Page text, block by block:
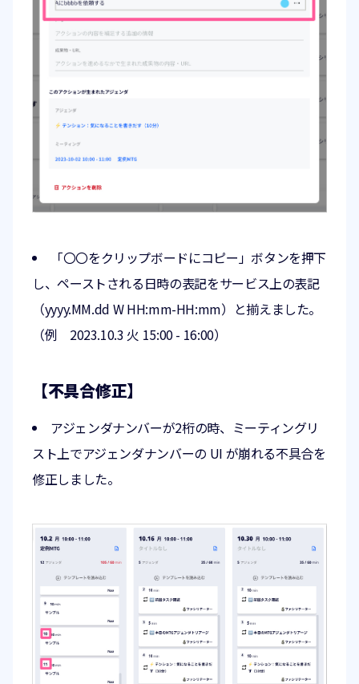
「〇〇をクリップボードにコピー」ボタンを押下
し、ペーストされる日時の表記をサービス上の表記
（yyyy.MM.dd W HH:mm-HH:mm）と揃えました。
（例 2023.10.3 火 15:00 - 16:00）
【不具合修正】
アジェンダナンバーが2桁の時、ミーティングリ
スト上でアジェンダナンバーの UI が崩れる不具合を
修正しました。